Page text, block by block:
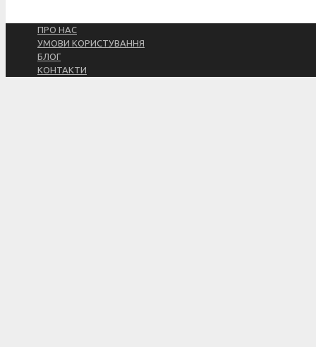
ПРО НАС
УМОВИ КОРИСТУВАННЯ
БЛОГ
КОНТАКТИ